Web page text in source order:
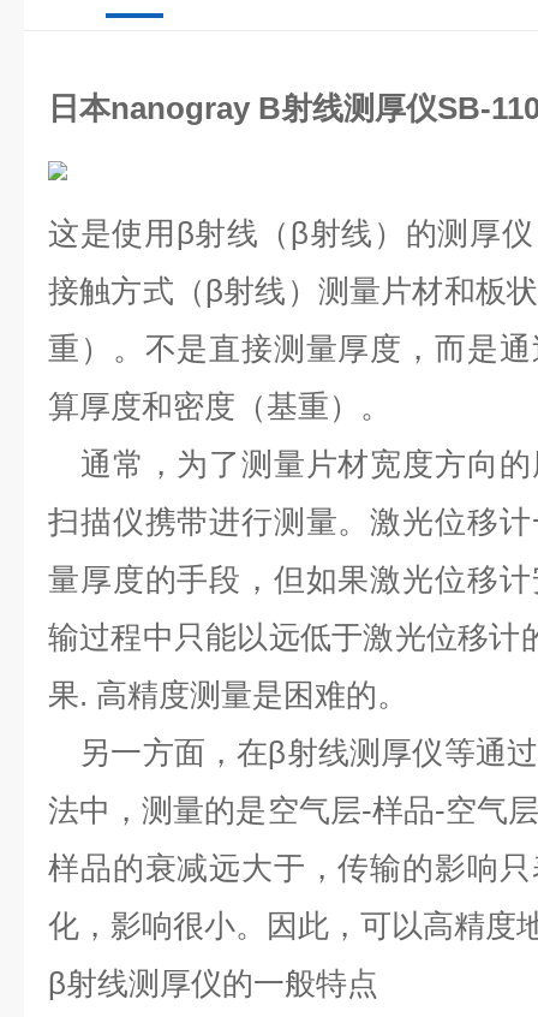
日本nanogray B射线测厚仪SB-
这是使用β射线（β射线）的测厚
接触方式（β射线）测量片材和板
重）。不是直接测量厚度，而是
算厚度和密度（基重）。
通常，为了测量片材宽度方向
扫描仪携带进行测量。激光位移
量厚度的手段，但如果激光位移
输过程中只能以远低于激光位移计
果. 高精度测量是困难的。
另一方面，在β射线测厚仪等通
法中，测量的是空气层-样品-空气
样品的衰减远大于，传输的影响
化，影响很小。因此，可以高精度
β射线测厚仪的一般特点